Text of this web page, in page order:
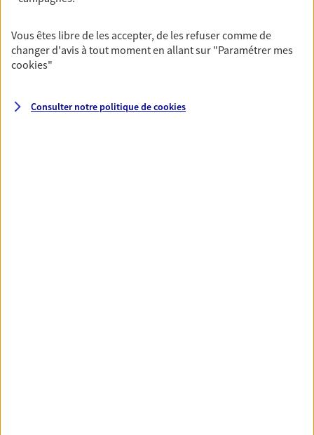
VOIR TOUTES NOS OFFRES
Vous êtes libre de les accepter, de les refuser comme de
changer d'avis à tout moment en allant sur "Paramétrer mes
cookies"
Consulter notre politique decookies